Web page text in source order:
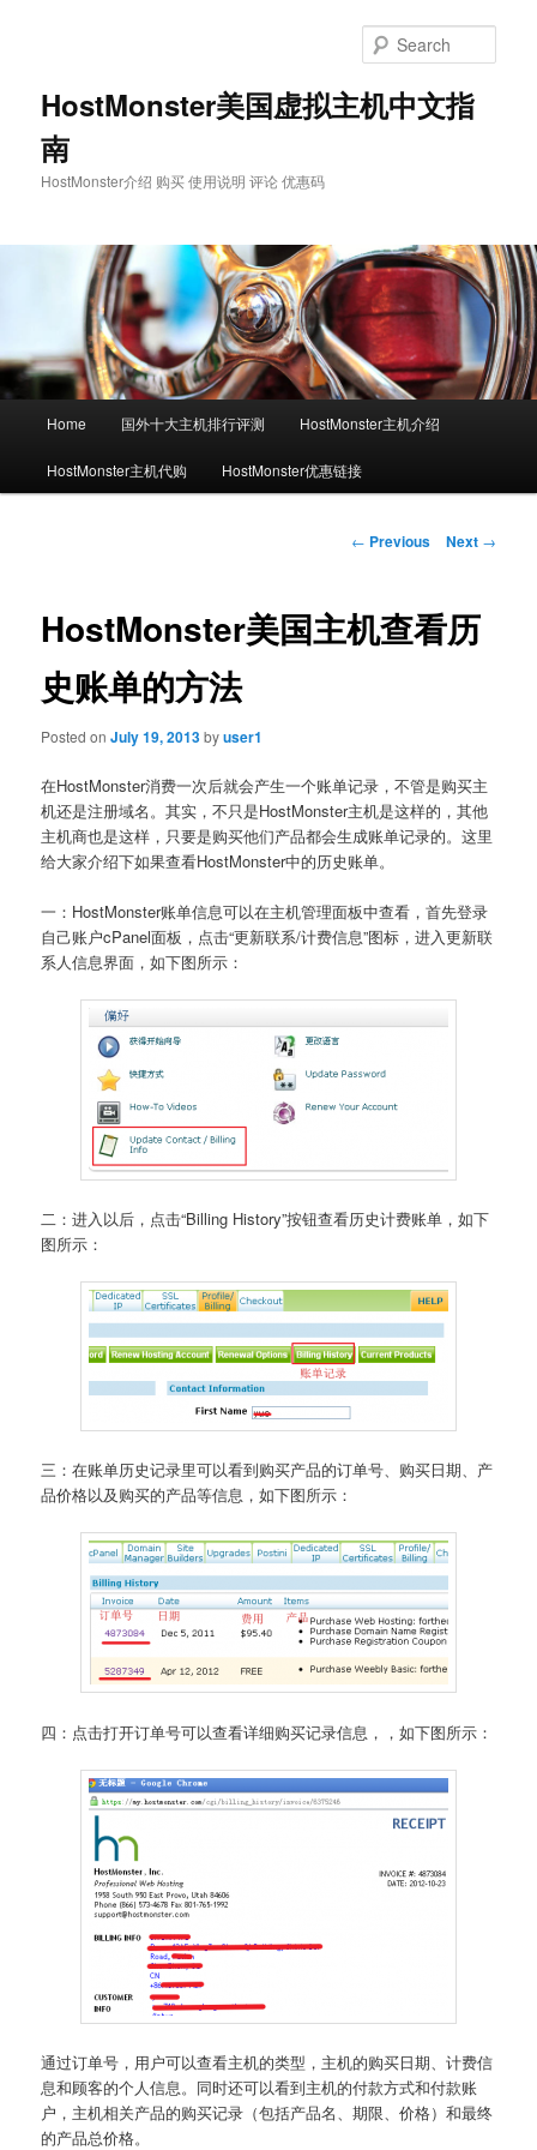
HostMonster美国虚拟主机中文指
南
HostMonster介绍 购买 使用说明 评论 优惠码
Home 国外十大主机排行评测 HostMonster主机介绍
HostMonster主机代购 HostMonster优惠链接
Post
← Previous Next →
HostMonster美国主机查看历
史账单的方法
Posted onJuly 19, 2013byuser1
在HostMonster消费一次后就会产生一个账单记录，不管是购买主
机还是注册域名。其实，不只是HostMonster主机是这样的，其他
主机商也是这样，只要是购买他们产品都会生成账单记录的。这里
给大家介绍下如果查看HostMonster中的历史账单。
一：HostMonster账单信息可以在主机管理面板中查看，首先登录
自己账户cPanel面板，点击“更新联系/计费信息”图标，进入更新联
系人信息界面，如下图所示：
二：进入以后，点击“Billing History”按钮查看历史计费账单，如下
图所示：
三：在账单历史记录里可以看到购买产品的订单号、购买日期、产
品价格以及购买的产品等信息，如下图所示：
四：点击打开订单号可以查看详细购买记录信息，，如下图所示：
通过订单号，用户可以查看主机的类型，主机的购买日期、计费信
息和顾客的个人信息。同时还可以看到主机的付款方式和付款账
户，主机相关产品的购买记录（包括产品名、期限、价格）和最终
的产品总价格。